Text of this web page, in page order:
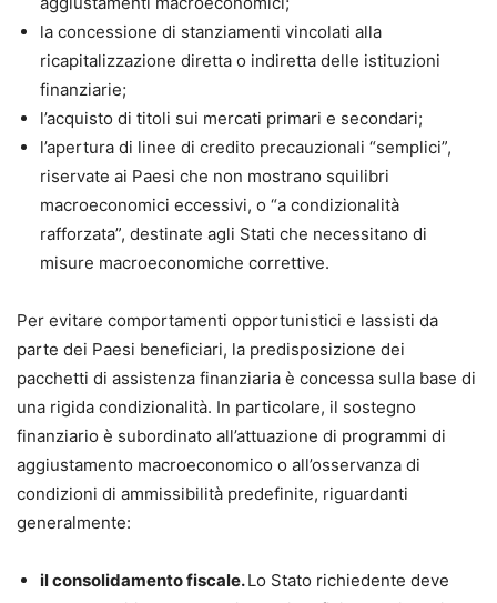
la concessione di stanziamenti vincolati alla
ricapitalizzazione diretta o indiretta delle istituzioni
finanziarie;
l’acquisto di titoli sui mercati primari e secondari;
l’apertura di linee di credito precauzionali “semplici”,
riservate ai Paesi che non mostrano squilibri
macroeconomici eccessivi, o “a condizionalità
rafforzata”, destinate agli Stati che necessitano di
misure macroeconomiche correttive.
Per evitare comportamenti opportunistici e lassisti da
parte dei Paesi beneficiari, la predisposizione dei
pacchetti di assistenza finanziaria è concessa sulla base di
una rigida condizionalità. In particolare, il sostegno
finanziario è subordinato all’attuazione di programmi di
aggiustamento macroeconomico o all’osservanza di
condizioni di ammissibilità predefinite, riguardanti
generalmente:
il consolidamento fiscale.Lo Stato richiedente deve